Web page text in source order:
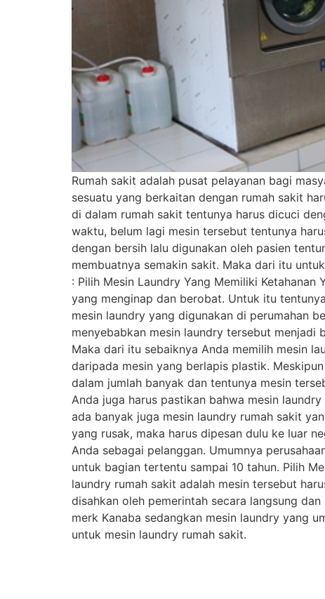
Rumah sakit adalah pusat pelayanan bagi
sesuatu yang berkaitan dengan rumah sakit
di dalam rumah sakit tentunya harus dicuci
waktu, belum lagi mesin tersebut tentunya
dengan bersih lalu digunakan oleh pasien
membuatnya semakin sakit. Maka dari itu
: Pilih Mesin Laundry Yang Memiliki
yang menginap dan berobat. Untuk itu
mesin laundry yang digunakan di perumahan
menyebabkan mesin laundry tersebut
Maka dari itu sebaiknya Anda memilih mesin
daripada mesin yang berlapis plastik.
dalam jumlah banyak dan tentunya mesin
Anda juga harus pastikan bahwa mesin
ada banyak juga mesin laundry rumah sakit
yang rusak, maka harus dipesan dulu ke luar
Anda sebagai pelanggan. Umumnya
untuk bagian tertentu sampai 10 tahun. Pilih
laundry rumah sakit adalah mesin tersebut
disahkan oleh pemerintah secara langsung
merk Kanaba sedangkan mesin laundry yang
untuk mesin laundry rumah sakit.